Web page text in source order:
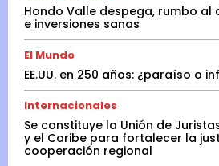
Hondo Valle despega, rumbo al
e inversiones sanas
El Mundo
EE.UU. en 250 años: ¿paraíso o
Internacionales
Se constituye la Unión de
y el Caribe para fortalecer la
cooperación regional